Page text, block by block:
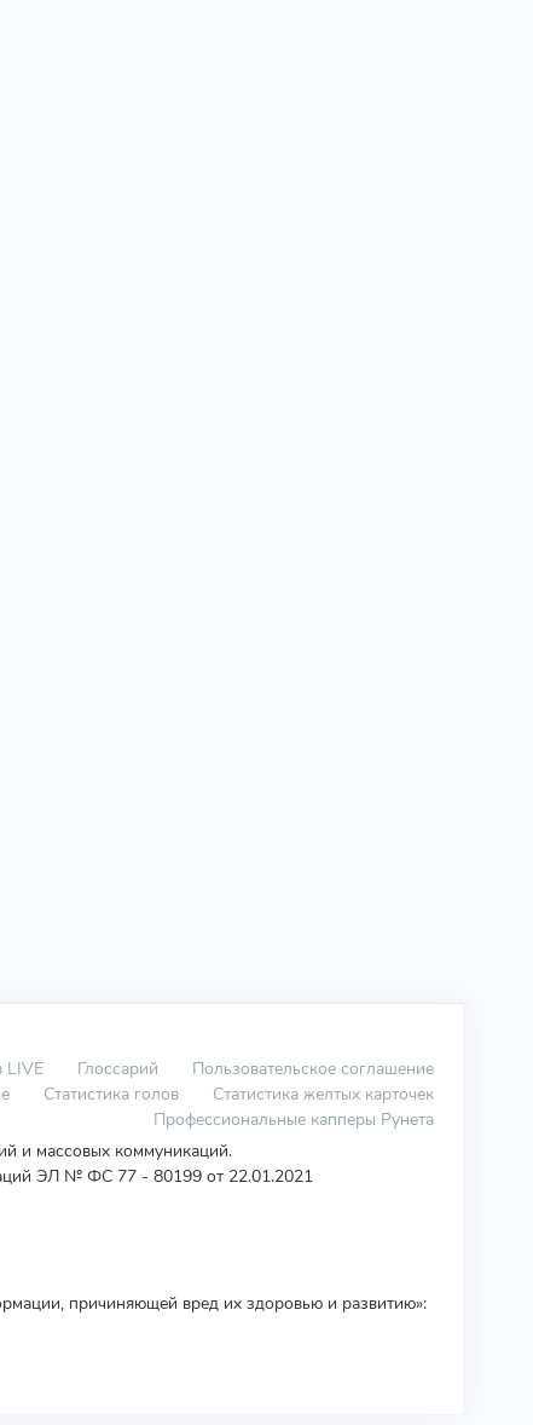
LIVE Глоссарий
Пользовательское соглашение
Статистика голов
Статистика желтых карточек
Профессиональные капперы Рунета
и массовых коммуникаций.
ЭЛ № ФС 77 - 80199 от 22.01.2021
причиняющей вред их здоровью и развитию»: